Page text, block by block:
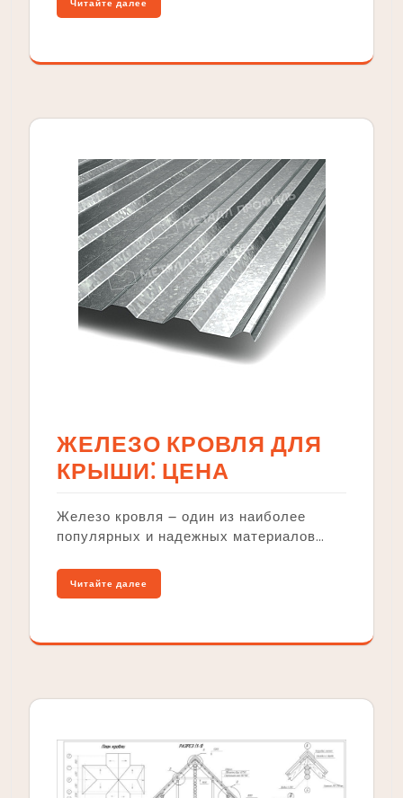
Читайте далее
ЖЕЛЕЗО КРОВЛЯ ДЛЯ
КРЫШИ⁚ ЦЕНА
Железо кровля ౼ один из наиболее
популярных и надежных материалов…
Читайте далее